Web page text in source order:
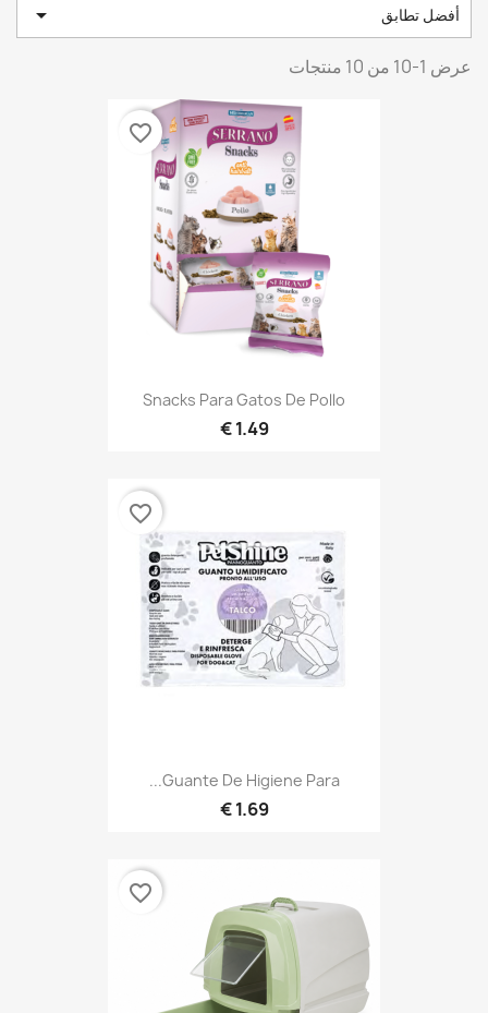
أفضل تطابق 
عرض 1-10 من 10 منتجات
Snacks Para Gatos De Pollo
1.49 €
favorite_border
Guante De Higiene Para...
1.69 €
favorite_border
favorite_border